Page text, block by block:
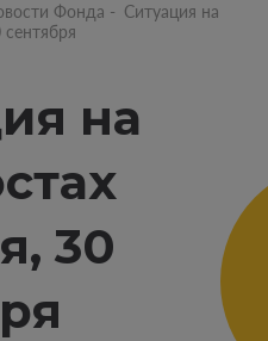
Фонда - Ситуация на
на
30